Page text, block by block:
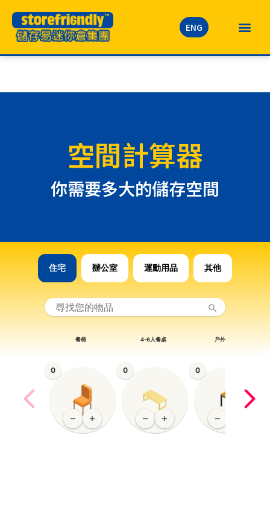
ENG
空間計算器
你需要多大的儲存空間
住宅 辦公室 運動用品 其他
0
餐椅
0
4-6人餐桌
0
戶外椅子